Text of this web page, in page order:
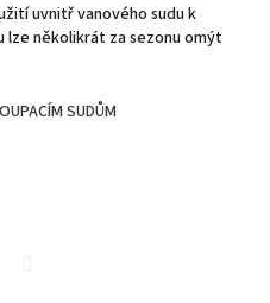
uvnitř vanového sudu k
několikrát za sezonu omýt
SUDŮM